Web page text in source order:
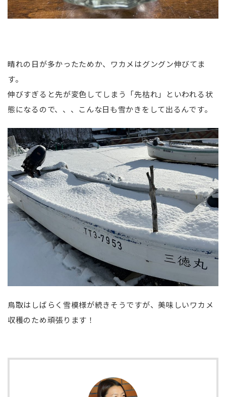
晴れの日が多かったためか、ワカメはグングン伸びてま
す。
伸びすぎると先が変色してしまう「先枯れ」といわれる状
態になるので、、、こんな日も雪かきをして出るんです。
鳥取はしばらく雪模様が続きそうですが、美味しいワカメ
収穫のため頑張ります！